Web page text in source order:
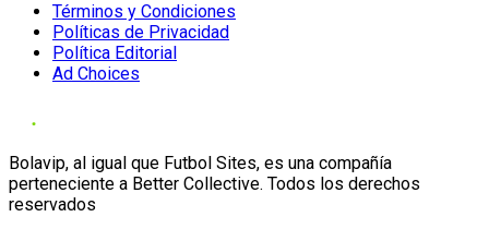
Términos y Condiciones
Políticas de Privacidad
Política Editorial
Ad Choices
Bolavip, al igual que Futbol Sites, es una compañía
perteneciente a Better Collective. Todos los derechos
reservados